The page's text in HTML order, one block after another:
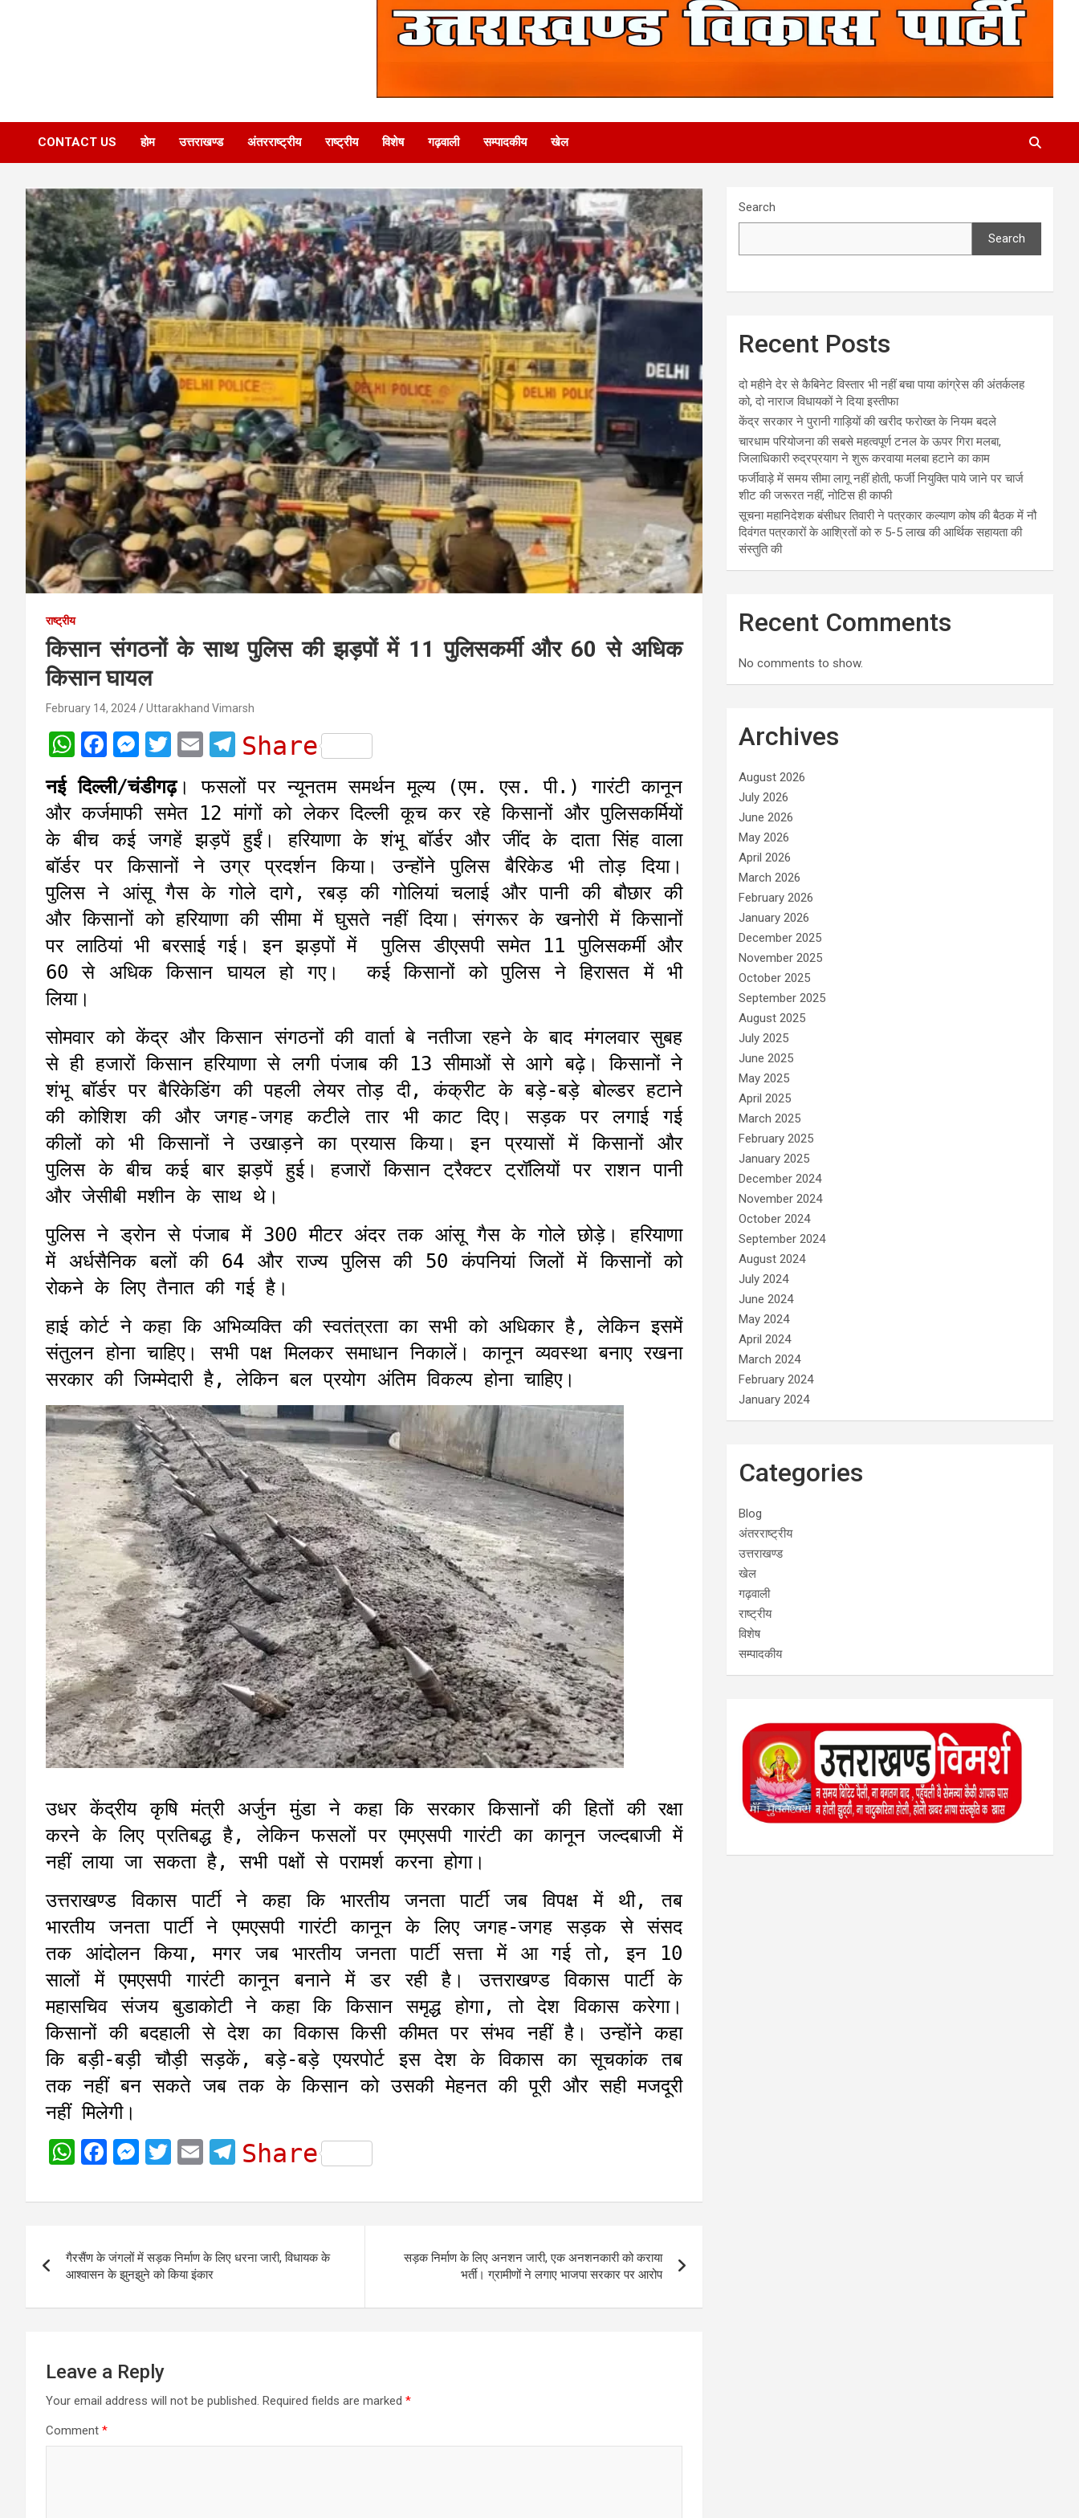
CONTACT US होम उत्तराखण्ड अंतरराष्ट्रीय राष्ट्रीय विशेष गढ़वाली सम्पादकीय खेल
राष्ट्रीय
किसान संगठनों के साथ पुलिस की झड़पों में 11 पुलिसकर्मी और 60 से अधिक
किसान घायल
February 14, 2024 Uttarakhand Vimarsh
W
h
a
t
s
A
p
p
F
a
c
e
b
o
o
k
M
e
s
s
e
n
g
e
r
T
i
t
t
e
r
E
a
i
l
T
e
l
e
g
r
a
m
Share
नई दिल्ली/चंडीगढ़। फसलों पर न्यूनतम समर्थन मूल्य (एम. एस. पी.) गारंटी कानून
और कर्जमाफी समेत 12 मांगों को लेकर दिल्ली कूच कर रहे किसानों और पुलिसकर्मियों
के बीच कई जगहें झड़पें हुईं। हरियाणा के शंभू बॉर्डर और जींद के दाता सिंह वाला
बॉर्डर पर किसानों ने उग्र प्रदर्शन किया। उन्होंने पुलिस बैरिकेड भी तोड़ दिया।
पुलिस ने आंसू गैस के गोले दागे, रबड़ की गोलियां चलाई और पानी की बौछार की
और किसानों को हरियाणा की सीमा में घुसते नहीं दिया। संगरूर के खनोरी में किसानों
पर लाठियां भी बरसाई गई। इन झड़पों में पुलिस डीएसपी समेत 11 पुलिसकर्मी और
60 से अधिक किसान घायल हो गए। कई किसानों को पुलिस ने हिरासत में भी
लिया।
सोमवार को केंद्र और किसान संगठनों की वार्ता बे नतीजा रहने के बाद मंगलवार सुबह
से ही हजारों किसान हरियाणा से लगी पंजाब की 13 सीमाओं से आगे बढ़े। किसानों ने
शंभू बॉर्डर पर बैरिकेडिंग की पहली लेयर तोड़ दी, कंक्रीट के बड़े-बड़े बोल्डर हटाने
की कोशिश की और जगह-जगह कटीले तार भी काट दिए। सड़क पर लगाई गई
कीलों को भी किसानों ने उखाड़ने का प्रयास किया। इन प्रयासों में किसानों और
पुलिस के बीच कई बार झड़पें हुई। हजारों किसान ट्रैक्टर ट्रॉलियों पर राशन पानी
और जेसीबी मशीन के साथ थे।
पुलिस ने ड्रोन से पंजाब में 300 मीटर अंदर तक आंसू गैस के गोले छोड़े। हरियाणा
में अर्धसैनिक बलों की 64 और राज्य पुलिस की 50 कंपनियां जिलों में किसानों को
रोकने के लिए तैनात की गई है।
हाई कोर्ट ने कहा कि अभिव्यक्ति की स्वतंत्रता का सभी को अधिकार है, लेकिन इसमें
संतुलन होना चाहिए। सभी पक्ष मिलकर समाधान निकालें। कानून व्यवस्था बनाए रखना
सरकार की जिम्मेदारी है, लेकिन बल प्रयोग अंतिम विकल्प होना चाहिए।
उधर केंद्रीय कृषि मंत्री अर्जुन मुंडा ने कहा कि सरकार किसानों की हितों की रक्षा
करने के लिए प्रतिबद्ध है, लेकिन फसलों पर एमएसपी गारंटी का कानून जल्दबाजी में
नहीं लाया जा सकता है, सभी पक्षों से परामर्श करना होगा।
उत्तराखण्ड विकास पार्टी ने कहा कि भारतीय जनता पार्टी जब विपक्ष में थी, तब
भारतीय जनता पार्टी ने एमएसपी गारंटी कानून के लिए जगह-जगह सड़क से संसद
तक आंदोलन किया, मगर जब भारतीय जनता पार्टी सत्ता में आ गई तो, इन 10
सालों में एमएसपी गारंटी कानून बनाने में डर रही है। उत्तराखण्ड विकास पार्टी के
महासचिव संजय बुडाकोटी ने कहा कि किसान समृद्ध होगा, तो देश विकास करेगा।
किसानों की बदहाली से देश का विकास किसी कीमत पर संभव नहीं है। उन्होंने कहा
कि बड़ी-बड़ी चौड़ी सड़कें, बड़े-बड़े एयरपोर्ट इस देश के विकास का सूचकांक तब
तक नहीं बन सकते जब तक के किसान को उसकी मेहनत की पूरी और सही मजदूरी
नहीं मिलेगी।
W
a
s
A
p
F
c
b
o
o
M
s
e
n
g
r
T
i
t
e
r
E
a
l
T
l
g
a
Share
navigation
गैरसैंण के जंगलों में सड़क निर्माण के लिए धरना जारी, विधायक के
आश्वासन के झुनझुने को किया इंकार
सड़क निर्माण के लिए अनशन जारी, एक अनशनकारी को कराया
भर्ती। ग्रामीणों ने लगाए भाजपा सरकार पर आरोप
Leave a Reply
Your email address will not be published. Required fields are marked *
Comment *
Search
Search
Recent Posts
दो महीने देर से कैबिनेट विस्तार भी नहीं बचा पाया कांग्रेस की अंतर्कलह
को, दो नाराज विधायकों ने दिया इस्तीफा
केंद्र सरकार ने पुरानी गाड़ियों की खरीद फरोख्त के नियम बदले
चारधाम परियोजना की सबसे महत्वपूर्ण टनल के ऊपर गिरा मलबा,
जिलाधिकारी रुद्रप्रयाग ने शुरू करवाया मलबा हटाने का काम
फर्जीवाड़े में समय सीमा लागू नहीं होती, फर्जी नियुक्ति पाये जाने पर चार्ज
शीट की जरूरत नहीं, नोटिस ही काफी
सूचना महानिदेशक बंसीधर तिवारी ने पत्रकार कल्याण कोष की बैठक में नौ
दिवंगत पत्रकारों के आश्रितों को रु 5-5 लाख की आर्थिक सहायता की
संस्तुति की
Recent Comments
No comments to show.
Archives
August 2026
July 2026
June 2026
May 2026
April 2026
March 2026
February 2026
January 2026
December 2025
November 2025
October 2025
September 2025
August 2025
July 2025
June 2025
May 2025
April 2025
March 2025
February 2025
January 2025
December 2024
November 2024
October 2024
September 2024
August 2024
July 2024
June 2024
May 2024
April 2024
March 2024
February 2024
January 2024
Categories
Blog
अंतरराष्ट्रीय
उत्तराखण्ड
खेल
गढ़वाली
राष्ट्रीय
विशेष
सम्पादकीय